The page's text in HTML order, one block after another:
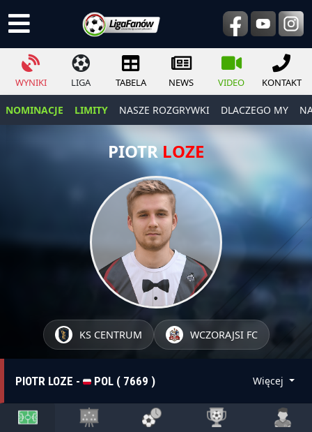
WYNIKI LIGA TABELA NEWS VIDEO KONTAKT
NOMINACJE LIMITY NASZE ROZGRYWKI DLACZEGO MY
PIOTRLOZE
KS CENTRUM WCZORAJSI FC
PIOTR LOZE - POL ( 7669 ) Więcej